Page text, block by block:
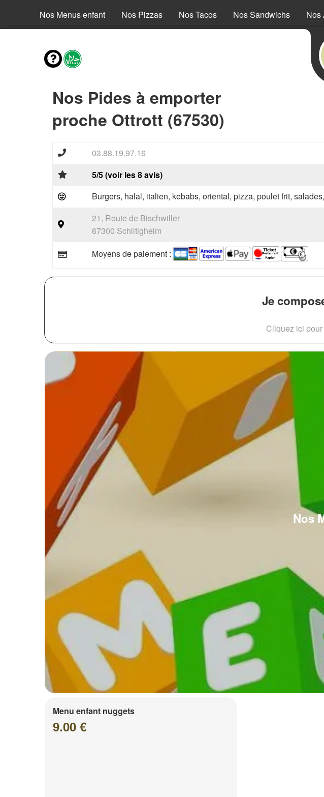
Nos Menus enfant Nos Pizzas Nos Tacos Nos Sandwichs Nos
Nos Pides à emporter
proche Ottrott (67530)
03.88.19.97.16
5/5 (voir les 8 avis)
Burgers, halal, italien, kebabs, oriental, pizza, poulet frit,
21, Route de Bischwiller
67300 Schiltigheim
Moyens de paiement :
Je
Cliquez ici
Nos
Menu enfant nuggets
9.00 €